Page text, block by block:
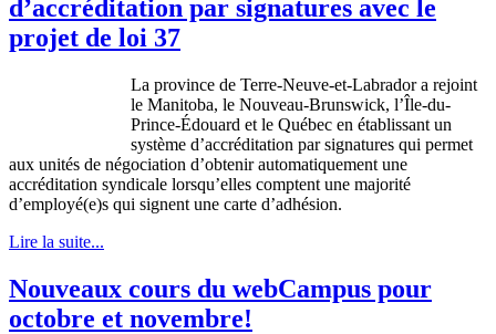
d’accréditation par signatures avec le
projet de loi 37
La province de Terre-Neuve-et-Labradora rejoint
le Manitoba, le Nouveau-Brunswick, l’Île-du-
Prince-Édouard et le Québec en établissant un
système d’accréditation par signatures qui permet
aux unités de négociation d’obtenir automatiquement une
accréditation syndicale lorsqu’elles comptent une majorité
d’employé(e)s qui signent une carte d’adhésion.
Lire la suite...
Nouveaux cours du webCampus pour
octobre et novembre!